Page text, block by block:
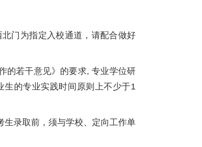
门为指定入校通道，请配合做好
的若干意见》的要求, 专业学位研
生的专业实践时间原则上不少于1
生录取前，须与学校、定向工作单